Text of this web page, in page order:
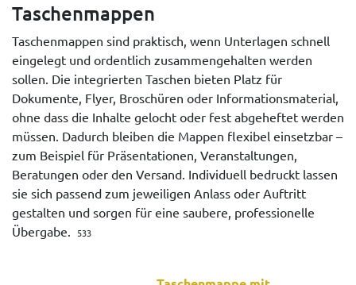
Taschenmappen
Taschenmappen sind praktisch, wenn Unterlagen schnell
eingelegt und ordentlich zusammengehalten werden
sollen. Die integrierten Taschen bieten Platz für
Dokumente, Flyer, Broschüren oder Informationsmaterial,
ohne dass die Inhalte gelocht oder fest abgeheftet werden
müssen. Dadurch bleiben die Mappen flexibel einsetzbar –
zum Beispiel für Präsentationen, Veranstaltungen,
Beratungen oder den Versand. Individuell bedruckt lassen
sie sich passend zum jeweiligen Anlass oder Auftritt
gestalten und sorgen für eine saubere, professionelle
Übergabe.
533